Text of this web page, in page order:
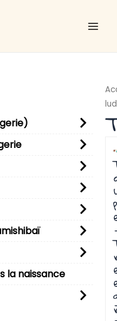
la naissance